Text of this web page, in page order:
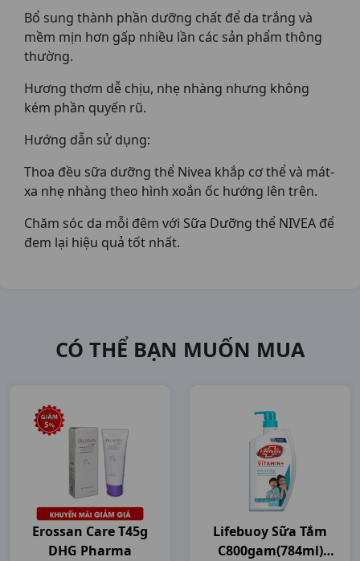
Bổ sung thành phần dưỡng chất để da trắng và
mềm mịn hơn gấp nhiều lần các sản phẩm thông
thường.
Hương thơm dễ chịu, nhẹ nhàng nhưng không
kém phần quyến rũ.
Hướng dẫn sử dụng:
Thoa đều sữa dưỡng thể Nivea khắp cơ thể và mát-
xa nhẹ nhàng theo hình xoắn ốc hướng lên trên.
Chăm sóc da mỗi đêm với Sữa Dưỡng thể NIVEA để
đem lại hiệu quả tốt nhất.
CÓ THỂ BẠN MUỐN MUA
Erossan Care T45g
DHG Pharma
Lifebuoy Sữa Tắm
C800gam(784ml)